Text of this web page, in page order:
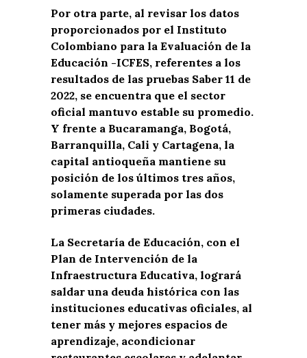
Por otra parte, al revisar los datos
proporcionados por el Instituto
Colombiano para la Evaluación de la
Educación -ICFES, referentes a los
resultados de las pruebas Saber 11 de
2022, se encuentra que el sector
oficial mantuvo estable su promedio.
Y frente a Bucaramanga, Bogotá,
Barranquilla, Cali y Cartagena, la
capital antioqueña mantiene su
posición de los últimos tres años,
solamente superada por las dos
primeras ciudades.
La Secretaría de Educación, con el
Plan de Intervención de la
Infraestructura Educativa, logrará
saldar una deuda histórica con las
instituciones educativas oficiales, al
tener más y mejores espacios de
aprendizaje, acondicionar